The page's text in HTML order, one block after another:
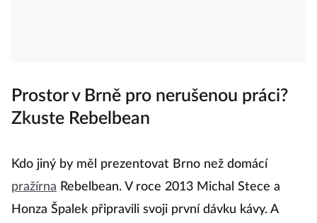
Prostor v Brně pro nerušenou práci?
Zkuste Rebelbean
Kdo jiný by měl prezentovat Brno než domácí
pražírna Rebelbean. V roce 2013 Michal Stece a
Honza Špalek připravili svoji první dávku kávy. A